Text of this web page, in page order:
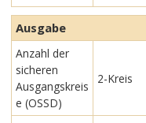
Ausgabe
Anzahl der
sicheren
Ausgangskreis
e (OSSD)
2-Kreis